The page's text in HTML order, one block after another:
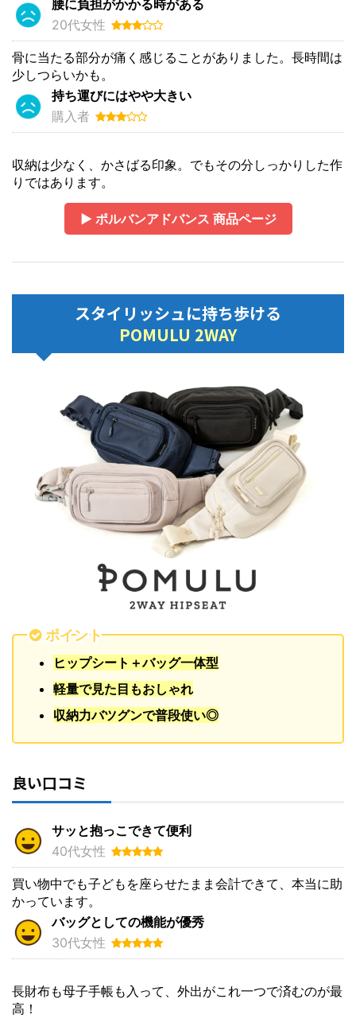
腰に負担がかかる時がある
20代女性
骨に当たる部分が痛く感じることがありました。長時間は
少しつらいかも。
持ち運びにはやや大きい
購入者
収納は少なく、かさばる印象。でもその分しっかりした作
りではあります。
▶ ポルバンアドバンス 商品ページ
スタイリッシュに持ち歩ける
POMULU 2WAY
ポイント
ヒップシート＋バッグ一体型
軽量で見た目もおしゃれ
収納力バツグンで普段使い◎
良い口コミ
サッと抱っこできて便利
40代女性
買い物中でも子どもを座らせたまま会計できて、本当に助
かっています。
バッグとしての機能が優秀
30代女性
長財布も母子手帳も入って、外出がこれ一つで済むのが最
高！